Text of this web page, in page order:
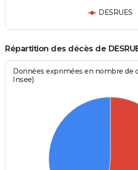
DESRUES
Répartition des décès de
Données exprimées en nombre de
Insee)